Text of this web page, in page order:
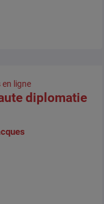
ligne
diplomatie